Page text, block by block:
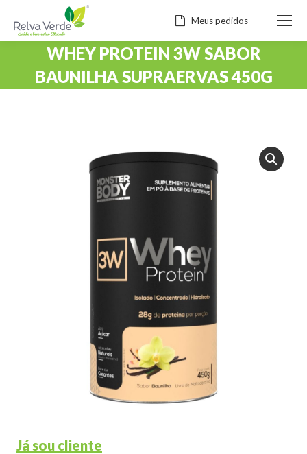
Meus pedidos
WHEY PROTEIN 3W SABOR
BAUNILHA SUPRAERVAS 450G
Já sou cliente